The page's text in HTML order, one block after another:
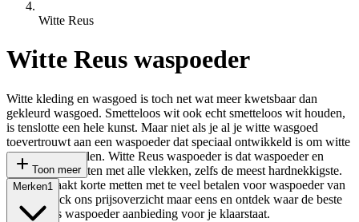
Witte Reus
Witte Reus waspoeder
Witte kleding en wasgoed is toch net wat meer kwetsbaar dan
gekleurd wasgoed. Smetteloos wit ook echt smetteloos wit houden,
is tenslotte een hele kunst. Maar niet als je al je witte wasgoed
toevertrouwt aan een waspoeder dat speciaal ontwikkeld is om witte
was te laten stralen. Witte Reus waspoeder is dat waspoeder en
maakt korte metten met alle vlekken, zelfs de meest hardnekkigste.
Deal.nl maakt korte metten met te veel betalen voor waspoeder van
Reus. Check ons prijsoverzicht maar eens en ontdek waar de beste
Witte Reus waspoeder aanbieding voor je klaarstaat.
Toon meer
Merken1